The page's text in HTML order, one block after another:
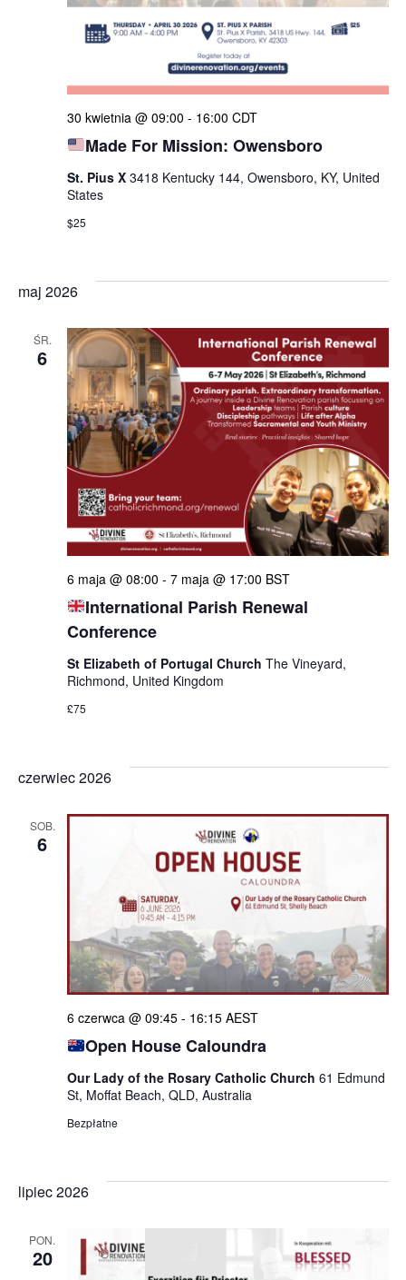
Made For Mission: Owensboro
30 kwietnia @ 09:00 - 16:00 CDT
St. Pius X 3418 Kentucky 144, Owensboro, KY, United
States
$25
maj 2026
ŚR.
6
International Parish Renewal
Conference
6 maja @ 08:00 - 7 maja @ 17:00 BST
St Elizabeth of Portugal Church The Vineyard,
Richmond, United Kingdom
£75
czerwiec 2026
SOB.
6
Open House Caloundra
6 czerwca @ 09:45- 16:15 AEST
Our Lady of the Rosary Catholic Church 61 Edmund
St, Moffat Beach, QLD, Australia
Bezpłatne
lipiec 2026
PON.
20